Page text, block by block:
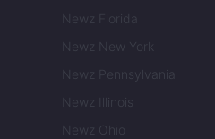
Newz Florida
Newz New York
Newz Pennsylvania
Newz Illinois
Newz Ohio